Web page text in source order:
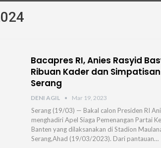
Bacapres RI, Anies Rasyid
Ribuan Kader dan Simpatisan
Serang
DENI AGIL Mar 19, 2023
Serang (19/03) — Bakal calon Presiden RI
menghadiri Apel Siaga Pemenangan Partai
Banten yang dilaksanakan di Stadion
Serang,Ahad (19/03/2023). Dari pantauan…